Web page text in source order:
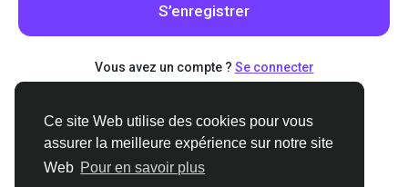
Ce site Web utilise des cookies pour vous
assurer la meilleure expérience sur notre site
Web Pour en savoir plus
Ce site Web utilise des cookies pour vous
assurer la meilleure expérience sur notre site
Web Pour en savoir plus
S’enregistrer
Vous avez un compte ? Se connecter